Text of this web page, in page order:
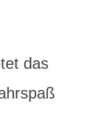
das